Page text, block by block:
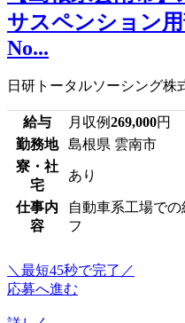
サスペンション
No...
日研トータルソーシング株
給与 月収例269,000円
勤務地
島根県 雲南市
寮・社
宅
あり
仕事内
容
自動車系工場で
フ
＼最短45秒で完了／
応募へ進む